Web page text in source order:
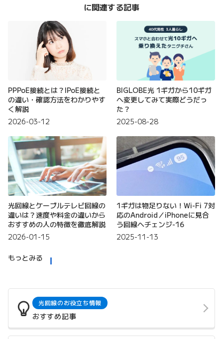
に関連する記事
PPPoE接続とは？IPoE接続と
の違い・確認方法をわかりやす
く解説
2026-03-12
BIGLOBE光 1ギガから10ギガ
へ変更してみて実際どうだっ
た？
2025-08-28
光回線とケーブルテレビ回線の
違いは？速度や料金の違いから
おすすめの人の特徴を徹底解説
2026-01-15
1ギガは物足りない！Wi-Fi 7対
応のAndroid／iPhoneに見合
う回線へチェンジ-16
2025-11-13
もっとみる
光回線のお役立ち情報
おすすめ記事